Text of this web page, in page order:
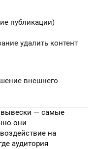
публикации)
удалить контент
внешнего
вывески — самые
они
на
аудитория